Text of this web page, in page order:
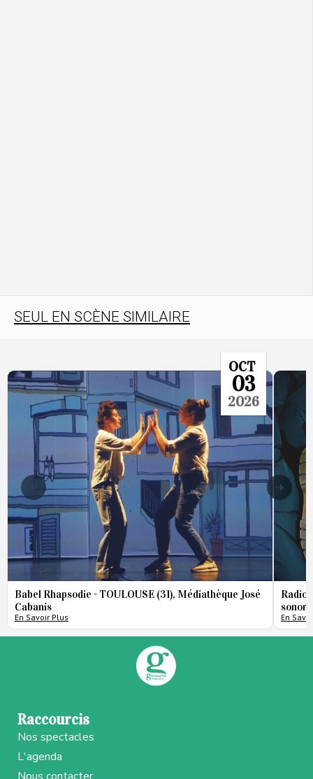
SEUL EN SCÈNE SIMILAIRE
OCT
03
2026
Babel Rhapsodie - TOULOUSE (31), Médiathèque José
Cabanis
En Savoir Plus
Radio
En
Raccourcis
Nos spectacles
L'agenda